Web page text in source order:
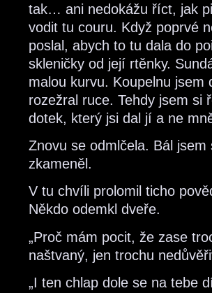
tak… ani nedokážu říct, jak
vodit tu couru. Když poprvé
poslal, abych to tu dala do
skleničky od její rtěnky.
malou kurvu. Koupelnu
rozežral ruce. Tehdy jsem si
dotek, který jsi dal jí a ne
Znovu se odmlčela. Bál
zkameněl.
V tu chvíli prolomil ticho
Někdo odemkl dveře.
„Proč mám pocit, že zase
naštvaný, jen trochu
„I ten chlap dole se na tebe